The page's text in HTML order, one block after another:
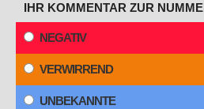
IHR KOMMENTAR ZUR
NEGATIV
VERWIRREND
UNBEKANNTE